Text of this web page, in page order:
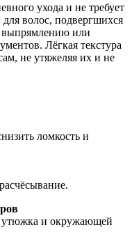
ухода и не требует
волос, подвергшихся
выпрямлению или
Лёгкая текстура
не утяжеляя их и не
ломкость и
утюжка и окружающей